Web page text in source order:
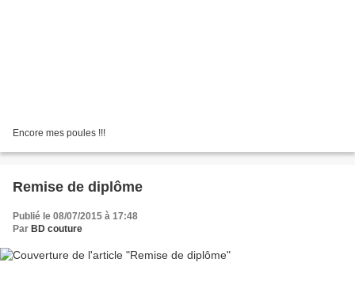
Encore mes poules !!!
Remise de diplôme
Publié le 08/07/2015 à 17:48
Par BD couture